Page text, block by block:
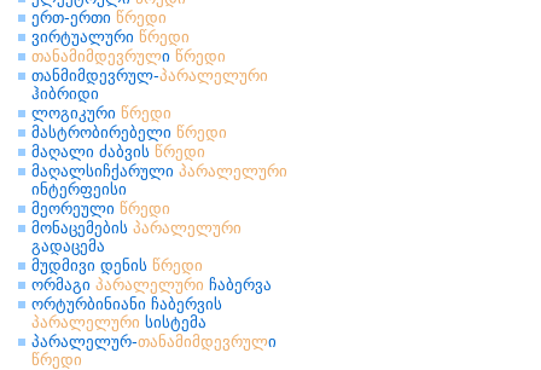
ერთ-ერთი წრედი
ვირტუალური წრედი
თანამიმდევრული წრედი
თანმიმდევრულ-პარალელური
ჰიბრიდი
ლოგიკური წრედი
მასტრობირებელი წრედი
მაღალი ძაბვის წრედი
მაღალსიჩქარული პარალელური
ინტერფეისი
მეორეული წრედი
მონაცემების პარალელური
გადაცემა
მუდმივი დენის წრედი
ორმაგი პარალელური ჩაბერვა
ორტურბინიანი ჩაბერვის
პარალელური სისტემა
პარალელურ-თანამიმდევრული
წრედი